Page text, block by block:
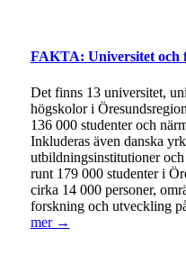
FAKTA: Universitet och
Det finns 13 universitet,
högskolor i
136 000 studenter och
Inkluderas även danska
utbildningsinstitutioner
runt 179 000 studenter i
cirka 14 000 personer,
forskning och utveckling
mer →